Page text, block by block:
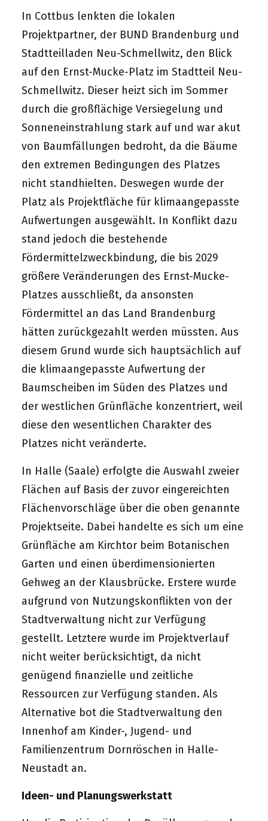
In Cottbus lenkten die lokalen
Projektpartner, der BUND Brandenburg und
Stadtteilladen Neu-Schmellwitz, den Blick
auf den Ernst-Mucke-Platz im Stadtteil Neu-
Schmellwitz. Dieser heizt sich im Sommer
durch die großflächige Versiegelung und
Sonneneinstrahlung stark auf und war akut
von Baumfällungen bedroht, da die Bäume
den extremen Bedingungen des Platzes
nicht standhielten. Deswegen wurde der
Platz als Projektfläche für klimaangepasste
Aufwertungen ausgewählt. In Konflikt dazu
stand jedoch die bestehende
Fördermittelzweckbindung, die bis 2029
größere Veränderungen des Ernst-Mucke-
Platzes ausschließt, da ansonsten
Fördermittel an das Land Brandenburg
hätten zurückgezahlt werden müssten. Aus
diesem Grund wurde sich hauptsächlich auf
die klimaangepasste Aufwertung der
Baumscheiben im Süden des Platzes und
der westlichen Grünfläche konzentriert, weil
diese den wesentlichen Charakter des
Platzes nicht veränderte.
In Halle (Saale) erfolgte die Auswahl zweier
Flächen auf Basis der zuvor eingereichten
Flächenvorschläge über die oben genannte
Projektseite. Dabei handelte es sich um eine
Grünfläche am Kirchtor beim Botanischen
Garten und einen überdimensionierten
Gehweg an der Klausbrücke. Erstere wurde
aufgrund von Nutzungskonflikten von der
Stadtverwaltung nicht zur Verfügung
gestellt. Letztere wurde im Projektverlauf
nicht weiter berücksichtigt, da nicht
genügend finanzielle und zeitliche
Ressourcen zur Verfügung standen. Als
Alternative bot die Stadtverwaltung den
Innenhof am Kinder-, Jugend- und
Familienzentrum Dornröschen in Halle-
Neustadt an.
Ideen- und Planungswerkstatt